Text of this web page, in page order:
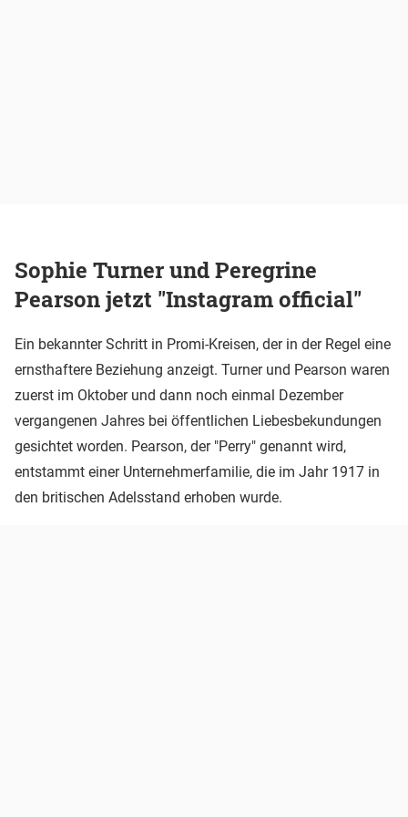
Sophie Turner und Peregrine
Pearson jetzt "Instagram official"
Ein bekannter Schritt in Promi-Kreisen, der in der Regel eine
ernsthaftere Beziehung anzeigt. Turner und Pearson waren
zuerst im Oktober und dann noch einmal Dezember
vergangenen Jahres bei öffentlichen Liebesbekundungen
gesichtet worden. Pearson, der "Perry" genannt wird,
entstammt einer Unternehmerfamilie, die im Jahr 1917 in
den britischen Adelsstand erhoben wurde.